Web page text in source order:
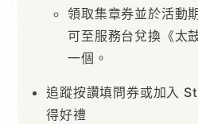
領取集章券並於活動
可至服務台兌換《太
一個。
追蹤按讚填問券或加入
得好禮